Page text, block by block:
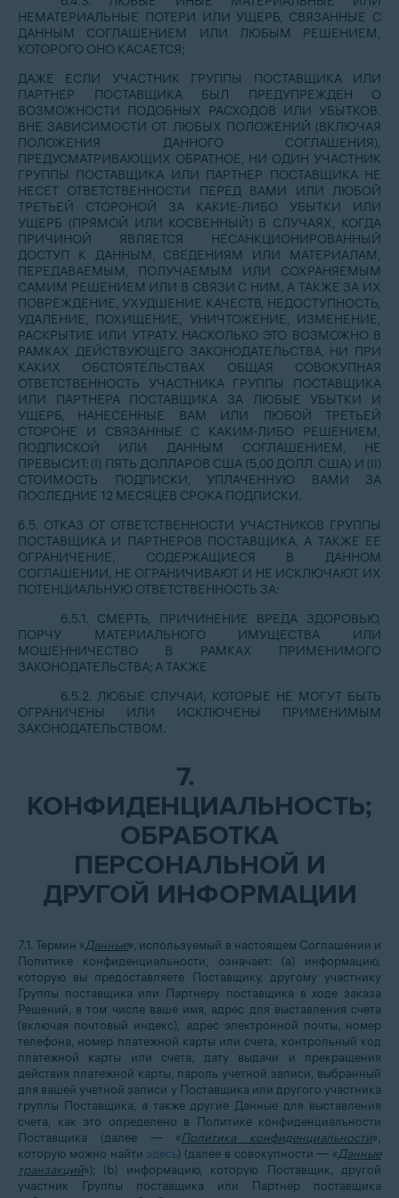
НЕМАТЕРИАЛЬНЫЕ ПОТЕРИ ИЛИ УЩЕРБ, СВЯЗАННЫЕ С
ДАННЫМ СОГЛАШЕНИЕМ ИЛИ ЛЮБЫМ РЕШЕНИЕМ,
КОТОРОГО ОНО КАСАЕТСЯ;
ДАЖЕ ЕСЛИ УЧАСТНИК ГРУППЫ ПОСТАВЩИКА ИЛИ
ПАРТНЕР ПОСТАВЩИКА БЫЛ ПРЕДУПРЕЖДЕН О
ВОЗМОЖНОСТИ ПОДОБНЫХ РАСХОДОВ ИЛИ УБЫТКОВ.
ВНЕ ЗАВИСИМОСТИ ОТ ЛЮБЫХ ПОЛОЖЕНИЙ (ВКЛЮЧАЯ
ПОЛОЖЕНИЯ ДАННОГО СОГЛАШЕНИЯ),
ПРЕДУСМАТРИВАЮЩИХ ОБРАТНОЕ, НИ ОДИН УЧАСТНИК
ГРУППЫ ПОСТАВЩИКА ИЛИ ПАРТНЕР ПОСТАВЩИКА НЕ
НЕСЕТ ОТВЕТСТВЕННОСТИ ПЕРЕД ВАМИ ИЛИ ЛЮБОЙ
ТРЕТЬЕЙ СТОРОНОЙ ЗА КАКИЕ-ЛИБО УБЫТКИ ИЛИ
УЩЕРБ (ПРЯМОЙ ИЛИ КОСВЕННЫЙ) В СЛУЧАЯХ, КОГДА
ПРИЧИНОЙ ЯВЛЯЕТСЯ НЕСАНКЦИОНИРОВАННЫЙ
ДОСТУП К ДАННЫМ, СВЕДЕНИЯМ ИЛИ МАТЕРИАЛАМ,
ПЕРЕДАВАЕМЫМ, ПОЛУЧАЕМЫМ ИЛИ СОХРАНЯЕМЫМ
САМИМ РЕШЕНИЕМ ИЛИ В СВЯЗИ С НИМ, А ТАКЖЕ ЗА ИХ
ПОВРЕЖДЕНИЕ, УХУДШЕНИЕ КАЧЕСТВ, НЕДОСТУПНОСТЬ,
УДАЛЕНИЕ, ПОХИЩЕНИЕ, УНИЧТОЖЕНИЕ, ИЗМЕНЕНИЕ,
РАСКРЫТИЕ ИЛИ УТРАТУ. НАСКОЛЬКО ЭТО ВОЗМОЖНО В
РАМКАХ ДЕЙСТВУЮЩЕГО ЗАКОНОДАТЕЛЬСТВА, НИ ПРИ
КАКИХ ОБСТОЯТЕЛЬСТВАХ ОБЩАЯ СОВОКУПНАЯ
ОТВЕТСТВЕННОСТЬ УЧАСТНИКА ГРУППЫ ПОСТАВЩИКА
ИЛИ ПАРТНЕРА ПОСТАВЩИКА ЗА ЛЮБЫЕ УБЫТКИ И
УЩЕРБ, НАНЕСЕННЫЕ ВАМ ИЛИ ЛЮБОЙ ТРЕТЬЕЙ
СТОРОНЕ И СВЯЗАННЫЕ С КАКИМ-ЛИБО РЕШЕНИЕМ,
ПОДПИСКОЙ ИЛИ ДАННЫМ СОГЛАШЕНИЕМ, НЕ
ПРЕВЫСИТ: (I) ПЯТЬ ДОЛЛАРОВ США (5,00 ДОЛЛ. США) И (II)
СТОИМОСТЬ ПОДПИСКИ, УПЛАЧЕННУЮ ВАМИ ЗА
ПОСЛЕДНИЕ 12 МЕСЯЦЕВ СРОКА ПОДПИСКИ.
6.5. ОТКАЗ ОТ ОТВЕТСТВЕННОСТИ УЧАСТНИКОВ ГРУППЫ
ПОСТАВЩИКА И ПАРТНЕРОВ ПОСТАВЩИКА, А ТАКЖЕ ЕЕ
ОГРАНИЧЕНИЕ, СОДЕРЖАЩИЕСЯ В ДАННОМ
СОГЛАШЕНИИ, НЕ ОГРАНИЧИВАЮТ И НЕ ИСКЛЮЧАЮТ ИХ
ПОТЕНЦИАЛЬНУЮ ОТВЕТСТВЕННОСТЬ ЗА:
6.5.1. СМЕРТЬ, ПРИЧИНЕНИЕ ВРЕДА ЗДОРОВЬЮ,
ПОРЧУ МАТЕРИАЛЬНОГО ИМУЩЕСТВА ИЛИ
МОШЕННИЧЕСТВО В РАМКАХ ПРИМЕНИМОГО
ЗАКОНОДАТЕЛЬСТВА; А ТАКЖЕ
6.5.2. ЛЮБЫЕ СЛУЧАИ, КОТОРЫЕ НЕ МОГУТ БЫТЬ
ОГРАНИЧЕНЫ ИЛИ ИСКЛЮЧЕНЫ ПРИМЕНИМЫМ
ЗАКОНОДАТЕЛЬСТВОМ.
7.
КОНФИДЕНЦИАЛЬНОСТЬ;
ОБРАБОТКА
ПЕРСОНАЛЬНОЙ И
ДРУГОЙ ИНФОРМАЦИИ
7.1. Термин «Данные», используемый в настоящем Соглашении и
Политике конфиденциальности, означает: (а) информацию,
которую вы предоставляете Поставщику, другому участнику
Группы поставщика или Партнеру поставщика в ходе заказа
Решений, в том числе ваше имя, адрес для выставления счета
(включая почтовый индекс), адрес электронной почты, номер
телефона, номер платежной карты или счета, контрольный код
платежной карты или счета, дату выдачи и прекращения
действия платежной карты, пароль учетной записи, выбранный
для вашей учетной записи у Поставщика или другого участника
группы Поставщика, а также другие Данные для выставления
счета, как это определено в Политике конфиденциальности
Поставщика (далее — «Политика конфиденциальности»,
которую можно найти здесь) (далее в совокупности — «Данные
транзакций»); (b) информацию, которую Поставщик, другой
участник Группы поставщика или Партнер поставщика